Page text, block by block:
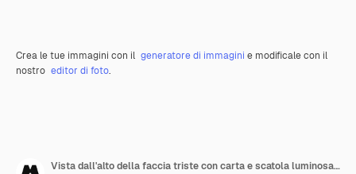
Crea le tue immagini con il generatore di immagini e modificale con il
nostro editor di foto.
Vista dall'alto della faccia triste con carta e scatola luminosa per il lunedì blu